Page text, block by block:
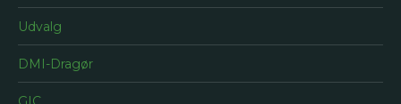
Udvalg
DMI-Dragør